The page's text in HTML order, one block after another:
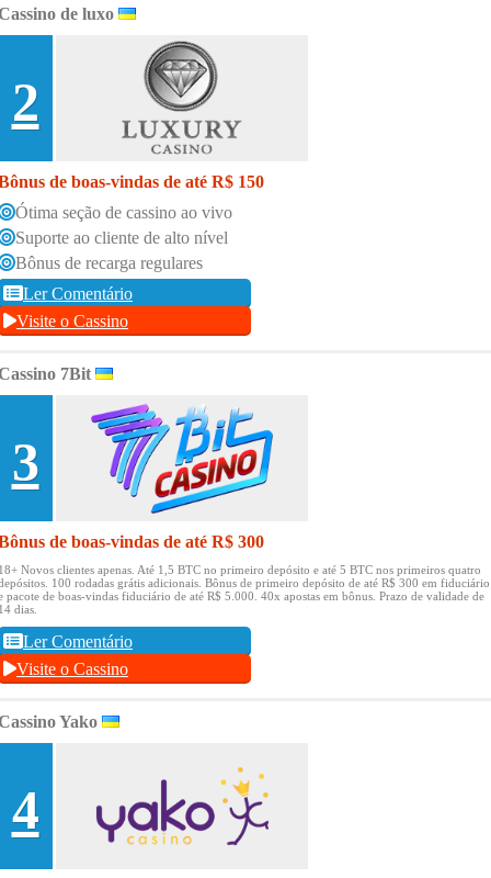
de luxo
2
de boas-vindas de até R$ 150
Ótima seção de cassino ao vivo
Suporte ao cliente de alto nível
Bônus de recarga regulares
Ler Comentário
Visite o Cassino
7Bit
3
de boas-vindas de até R$ 300
Novos clientes apenas. Até 1,5 BTC no primeiro depósito e até 5 BTC nos primeiros quatro
100 rodadas grátis adicionais. Bônus de primeiro depósito de até R$ 300 em fiduciário
pacote de boas-vindas fiduciário de até R$ 5.000. 40x apostas em bônus. Prazo de validade de
dias.
Ler Comentário
Visite o Cassino
Yako
4